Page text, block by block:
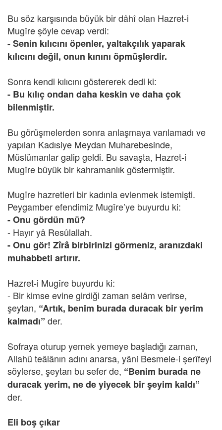
Bu söz karşısında büyük bir dâhî olan Hazret-i
Mugîre şöyle cevap verdi:
- Senin kılıcını öpenler, yaltakçılık yaparak
kılıcını değil, onun kınını öpmüşlerdir.
Sonra kendi kılıcını göstererek dedi ki:
- Bu kılıç ondan daha keskin ve daha çok
bilenmiştir.
Bu görüşmelerden sonra anlaşmaya varılamadı ve
yapılan Kadısiye Meydan Muharebesinde,
Müslümanlar galip geldi. Bu savaşta, Hazret-i
Mugîre büyük bir kahramanlık göstermiştir.
Mugîre hazretleri bir kadınla evlenmek istemişti.
Peygamber efendimiz Mugîre’ye buyurdu ki:
- Onu gördün mü?
- Hayır yâ Resûlallah.
- Onu gör! Zîrâ birbirinizi görmeniz, aranızdaki
muhabbeti artırır.
Hazret-i Mugîre buyurdu ki:
- Bir kimse evine girdiği zaman selâm verirse,
şeytan, “Artık, benim burada duracak bir yerim
kalmadı” der.
Sofraya oturup yemek yemeye başladığı zaman,
Allahü teâlânın adını anarsa, yâni Besmele-i şerîfeyi
söylerse, şeytan bu sefer de, “Benim burada ne
duracak yerim, ne de yiyecek bir şeyim kaldı”
der.
Eli boş çıkar